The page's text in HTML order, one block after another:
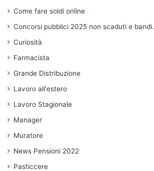
Come fare soldi online
Concorsi pubblici 2025 non scaduti e bandi.
Curiosità
Farmacista
Grande Distribuzione
Lavoro all'estero
Lavoro Stagionale
Manager
Muratore
News Pensioni 2022
Pasticcere